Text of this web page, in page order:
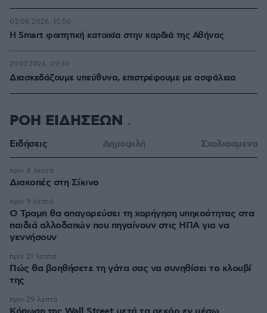
Η Smart φοιτητική κατοικία στην καρδιά της Αθήνας
03.08.2026, 10:56
Διασκεδάζουμε υπεύθυνα, επιστρέφουμε με ασφάλεια
29.07.2026, 09:39
ΡΟΗ ΕΙΔΗΣΕΩΝ
Ειδήσεις Δημοφιλή Σχολιασμένα
Διακοπές στη Σίκινο
πριν 8 λεπτά
Ο Τραμπ θα απαγορεύσει τη χορήγηση υπηκοότητας στα
παιδιά αλλοδαπών που πηγαίνουν στις ΗΠΑ για να
γεννήσουν
πριν 9 λεπτά
Πώς θα βοηθήσετε τη γάτα σας να συνηθίσει το κλουβί
της
πριν 21 λεπτά
πριν 29 λεπτά